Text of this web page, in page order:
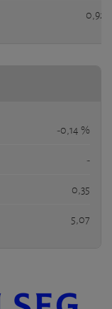
0,92
-0,14 %
-
0,35
5,07